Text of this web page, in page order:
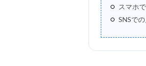
スマホ
SNSで